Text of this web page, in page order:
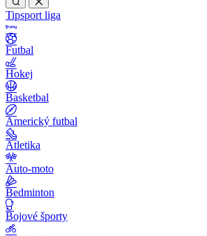
Tipsport liga
Futbal
Hokej
Basketbal
Americký futbal
Atletika
Auto-moto
Bedminton
Bojové športy